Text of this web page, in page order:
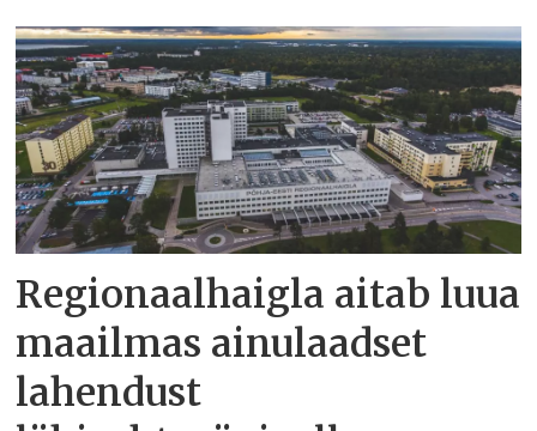
Regionaalhaigla aitab luua
maailmas ainulaadset
lahendust